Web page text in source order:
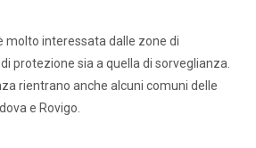
molto interessata dalle zone di
protezione sia a quella di sorveglianza.
rientrano anche alcuni comuni delle
e Rovigo.